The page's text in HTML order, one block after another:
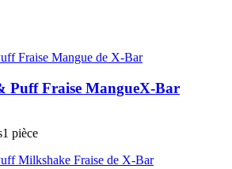
Puff Fraise MangueX-Bar
1 pièce